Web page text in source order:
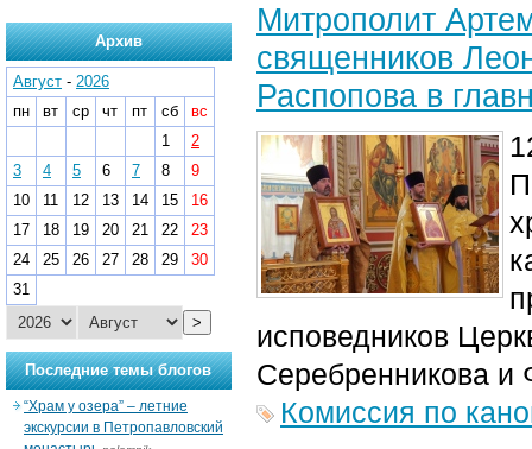
Митрополит
священников
Распопова в
исповедников
Серебренникова и
Комиссия по
Архив
Август - 2026
пн
вт ср чт пт сб
вс
1
2
3
4 5 6 7 8
9
10
11 12 13 14 15
16
17
18 19 20 21 22
23
24
25 26 27 28 29
30
31
>
Последние темы блогов
“Храм у озера” – летние
экскурсии в Петропавловский